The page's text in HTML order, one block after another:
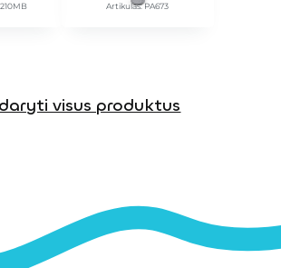
Artikulas: PA673
visus produktus